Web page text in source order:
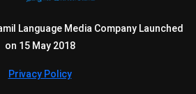
Language Media Company Launched
on 15 May 2018
Privacy Policy